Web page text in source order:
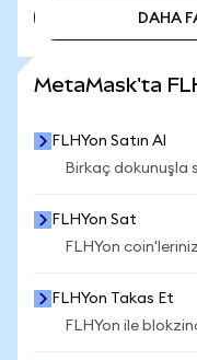
DAHA
MetaMask'ta
FLHYon Satın Al
Birkaç dokunuşla
FLHYon Sat
FLHYon
FLHYon Takas Et
FLHYon ile